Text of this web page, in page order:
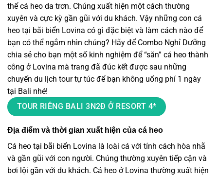
thể cá heo da trơn. Chúng xuất hiện một cách thường
xuyên và cực kỳ gần gũi với du khách. Vậy những con cá
heo tại bãi biển Lovina có gì đặc biệt và làm cách nào để
bạn có thể ngắm nhìn chúng? Hãy để Combo Nghỉ Dưỡng
chia sẻ cho bạn một số kinh nghiệm để “săn” cá heo thành
công ở Lovina mà trang đã đúc kết được sau những
chuyến du lịch tour tự túc để bạn không uổng phí 1 ngày
tại Bali nhé!
TOUR RIÊNG BALI 3N2Đ Ở RESORT 4*
Địa điểm và thời gian xuất hiện của cá heo
Cá heo tại bãi biển Lovina là loài cá với tính cách hòa nhã
và gần gũi với con người. Chúng thường xuyên tiếp cận và
bơi lội gần với du khách. Cá heo ở Lovina thường xuất hiện